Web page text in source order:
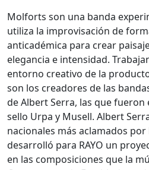
Molforts son una banda
utiliza la improvisación de
anticadémica para crear
elegancia e intensidad.
entorno creativo de la
son los creadores de las
de Albert Serra, las que fueron
sello Urpa y Musell. Albert
nacionales más aclamados
desarrolló para RAYO un
en las composiciones que la